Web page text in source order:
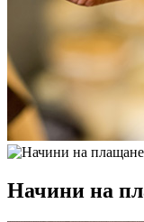
Начини на